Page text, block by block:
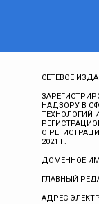
СЕТЕВОЕ
НАДЗОРУ В
ТЕХНОЛОГИЙ
О
2021 Г.
ДОМЕННОЕ
ГЛАВНЫЙ
АДРЕС